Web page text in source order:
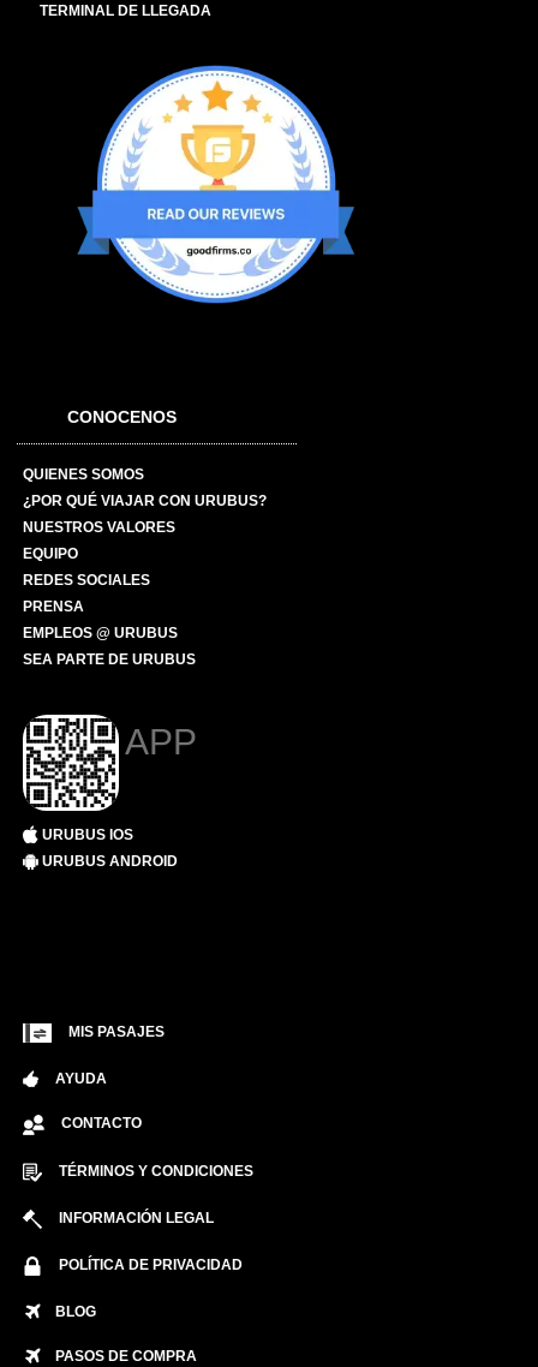
TERMINAL DE LLEGADA
CONOCENOS
QUIENES SOMOS
¿POR QUÉ VIAJAR CON URUBUS?
NUESTROS VALORES
EQUIPO
REDES SOCIALES
PRENSA
EMPLEOS @ URUBUS
SEA PARTE DE URUBUS
APP
URUBUS IOS
URUBUS ANDROID
MIS PASAJES
AYUDA
CONTACTO
TÉRMINOS Y CONDICIONES
INFORMACIÓN LEGAL
POLÍTICA DE PRIVACIDAD
BLOG
PASOS DE COMPRA